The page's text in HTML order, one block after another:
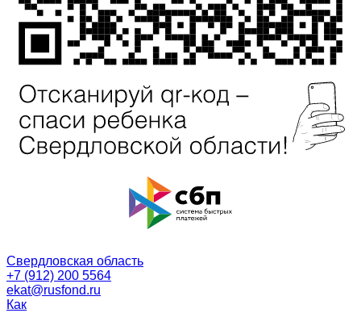
Свердловская область
+7 (912) 200 5564
ekat@rusfond.ru
Как